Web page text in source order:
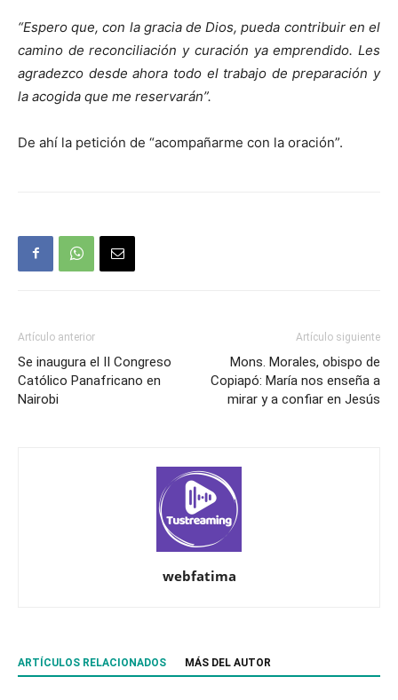
“Espero que, con la gracia de Dios, pueda contribuir en el
camino de reconciliación y curación ya emprendido. Les
agradezco desde ahora todo el trabajo de preparación y
la acogida que me reservarán”.
De ahí la petición de “acompañarme con la oración”.
Artículo anterior
Se inaugura el II Congreso
Católico Panafricano en
Nairobi
Artículo siguiente
Mons. Morales, obispo de
Copiapó: María nos enseña a
mirar y a confiar en Jesús
webfatima
ARTÍCULOS RELACIONADOS MÁS DEL AUTOR